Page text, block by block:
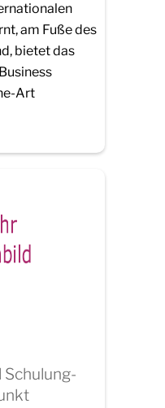
am Fuße des
bietet das
Art
Schulung-